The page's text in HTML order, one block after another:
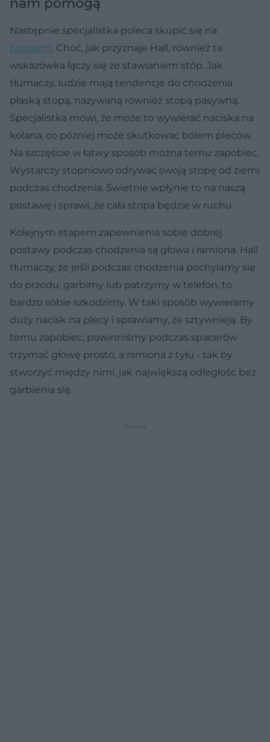
Następnie specjalistka poleca skupić się na
biodrach. Choć, jak przyznaje Hall, również ta
wskazówka łączy się ze stawianiem stóp. Jak
tłumaczy, ludzie mają tendencje do chodzenia
płaską stopą, nazywaną również stopą pasywną.
Specjalistka mówi, że może to wywierać naciska na
kolana, co później może skutkować bólem pleców.
Na szczęście w łatwy sposób można temu zapobiec.
Wystarczy stopniowo odrywać swoją stopę od ziemi
podczas chodzenia. Świetnie wpłynie to na naszą
postawę i sprawi, że cała stopa będzie w ruchu.
Kolejnym etapem zapewnienia sobie dobrej
postawy podczas chodzenia są głowa i ramiona. Hall
tłumaczy, że jeśli podczas chodzenia pochylamy się
do przodu, garbimy lub patrzymy w telefon, to
bardzo sobie szkodzimy. W taki sposób wywieramy
duży nacisk na plecy i sprawiamy, że sztywnieją. By
temu zapobiec, powinniśmy podczas spacerów
trzymać głowę prosto, a ramiona z tyłu - tak by
stworzyć między nimi, jak największą odległość bez
garbienia się.